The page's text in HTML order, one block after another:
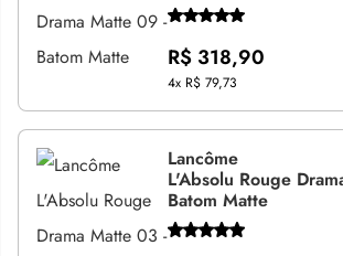
R$ 318,90
4x R$ 79,73
Lancôme
L'Absolu Rouge
Batom Matte